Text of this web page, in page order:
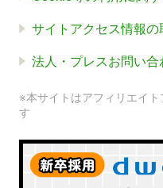
サイトアクセス情報の
法人・プレスお問い合
※本サイトはアフィリエイ
す